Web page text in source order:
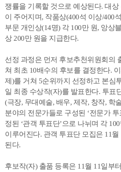
쟁률을 기록할 것으로 예상된다. 대
이 주어지며, 작품상(400석 이상/400
부문 개인상(14명) 각 100만 원, 앙상
상 200만 원을 지급한다.
선정 과정은 먼저 후보추천위원회의
쳐 최초 10배수의 후보를 결정한다.
제)를 거쳐 5순위까지 선정하고 본심
일 최종 수상작(자)를 발표한다. 투표
(극장, 무대예술, 배우, 제작, 창작, 학
분야의 전문가들로 구성된 ‘전문가
정된 ‘관객 투표단’으로 나뉘며 각
이루어진다. 관객 투표단 모집은 11
된다.
후보작(자) 출품 등록은 11월 11일부